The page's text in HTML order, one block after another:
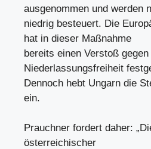
ausgenommen und werden
niedrig besteuert. Die
hat in dieser Maßnahme
bereits einen Verstoß gegen
Niederlassungsfreiheit
Dennoch hebt Ungarn die
ein.
Prauchner fordert daher:
österreichischer